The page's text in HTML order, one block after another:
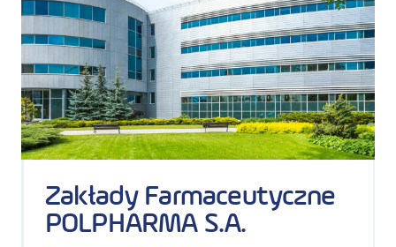
Zakłady Farmaceutyczne
POLPHARMA S.A.